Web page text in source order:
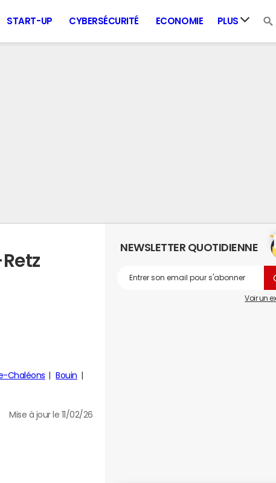
START-UP CYBERSÉCURITÉ ECONOMIE PLUS
Chaléons
Bouin
Mise à jour le 11/02/26
NEWSLETTER QUOTIDIENNE
Voir un